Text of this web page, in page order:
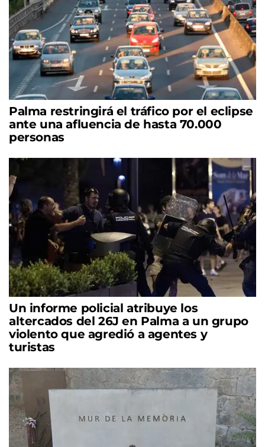
Palma restringirá el tráfico por el eclipse
ante una afluencia de hasta 70.000
personas
Un informe policial atribuye los
altercados del 26J en Palma a un grupo
violento que agredió a agentes y
turistas